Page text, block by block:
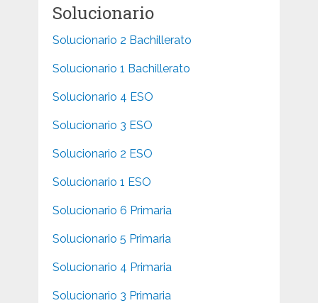
Solucionario
Solucionario 2 Bachillerato
Solucionario 1 Bachillerato
Solucionario 4 ESO
Solucionario 3 ESO
Solucionario 2 ESO
Solucionario 1 ESO
Solucionario 6 Primaria
Solucionario 5 Primaria
Solucionario 4 Primaria
Solucionario 3 Primaria